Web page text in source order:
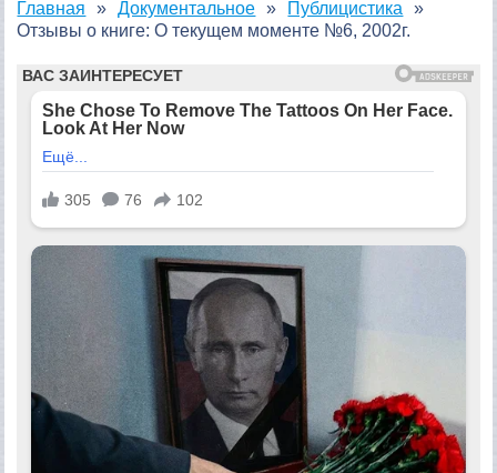
Главная Документальное
Публицистика
Отзывы о книге: О текущем моменте №6, 2002г.